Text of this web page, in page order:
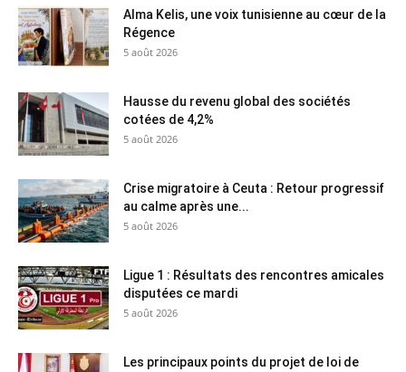
Alma Kelis, une voix tunisienne au cœur de la
Régence
5 août 2026
Hausse du revenu global des sociétés
cotées de 4,2%
5 août 2026
Crise migratoire à Ceuta : Retour progressif
au calme après une...
5 août 2026
Ligue 1 : Résultats des rencontres amicales
disputées ce mardi
5 août 2026
Les principaux points du projet de loi de